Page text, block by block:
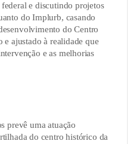
e discutindo projetos
do Implurb, casando
do Centro
e ajustado à realidade que
e as melhorias
prevê uma atuação
do centro histórico da